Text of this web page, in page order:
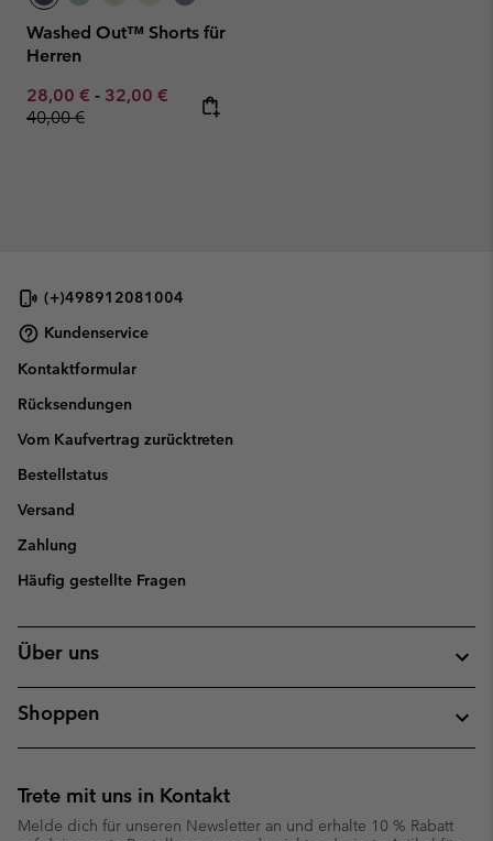
Washed Out™ Shorts für
Herren
Minimum sale price:
28,00 € - Maximum sale price:
32,00 € Regular price:
40,00 €
(+)498912081004
Kundenservice
Kontaktformular
Rücksendungen
Vom Kaufvertrag zurücktreten
Bestellstatus
Versand
Zahlung
Häufig gestellte Fragen
Über uns
Shoppen
Trete mit uns in Kontakt
Melde dich für unseren Newsletter an und erhalte 10 % Rabatt